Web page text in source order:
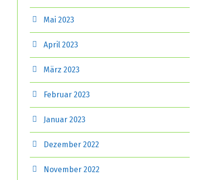
Mai 2023
April 2023
März 2023
Februar 2023
Januar 2023
Dezember 2022
November 2022